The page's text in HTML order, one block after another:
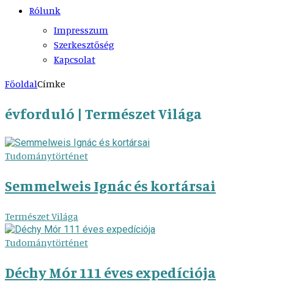
Rólunk
Impresszum
Szerkesztőség
Kapcsolat
FőoldalCímke
évforduló | Természet Világa
Tudománytörténet
Semmelweis Ignác és kortársai
Természet Világa
Tudománytörténet
Déchy Mór 111 éves expedíciója